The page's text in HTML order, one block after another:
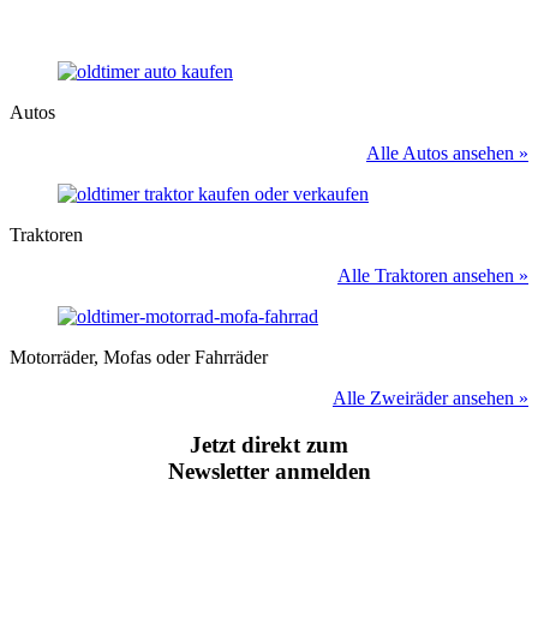
Autos
Alle Autos ansehen »
Traktoren
Alle Traktoren ansehen »
Motorräder, Mofas oder Fahrräder
Alle Zweiräder ansehen »
Jetzt direkt zum
Newsletter anmelden